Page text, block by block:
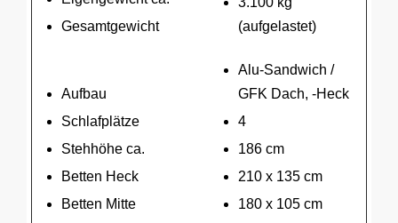
Gesamtgewicht
(aufgelastet)
Aufbau
Schlafplätze
Stehhöhe ca.
Betten Heck
Betten Mitte
Alu-Sandwich /
GFK Dach, -Heck
4
186 cm
210 x 135 cm
180 x 105 cm